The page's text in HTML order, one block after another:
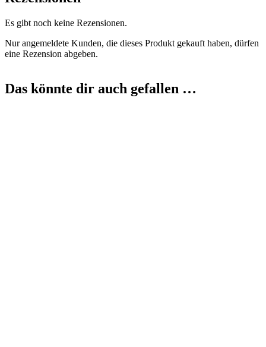
Es gibt noch keine Rezensionen.
Nur angemeldete Kunden, die dieses Produkt gekauft haben, dürfen
eine Rezension abgeben.
Das könnte dir auch gefallen …